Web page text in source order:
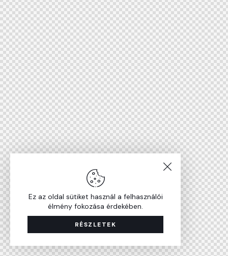
Ez az oldal sütiket használ a felhasználói
élmény fokozása érdekében.
RÉSZLETEK